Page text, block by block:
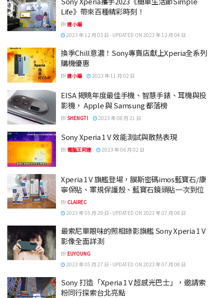
Life》帶來百種精彩時刻！
BY達小編
2023 年 12 月 03 日 - UPDATED ON 2023 年 12 月 04 日
換季Chill意濃！Sony專賣店獻上Xperia全系列
購機優惠
BY達小編 2023 年 11 月 02 日
EISA 揭曉年度最佳手機、智慧手錶、耳機與投
影機， Apple 與 Samsung 都落榜
BYSHENGTI 2023 年 08 月 21 日
Sony Xperia 1 V 效能測試與散熱表現
BY 電腦王阿達 2023 年 06 月 02 日
Xperia 1 V 旗艦登場，膜斯密碼imos藍寶石/康
寧保貼、軍規保護殼、藍寶石鏡頭貼一次到位
BY CLAIREC
2023 年 05 月 29 日 - UPDATED ON 2023 年 07 月 08 日
最索尼單眼味的照相錄影旗艦 Sony Xperia 1 V
影像全面詳測
BY EUYOUNG
2023 年 05 月 27 日 - UPDATED ON 2023 年 07 月 08 日
Sony 打造「Xperia 1 V 超感光巴士」，邀請索
粉同行探索台北亮點